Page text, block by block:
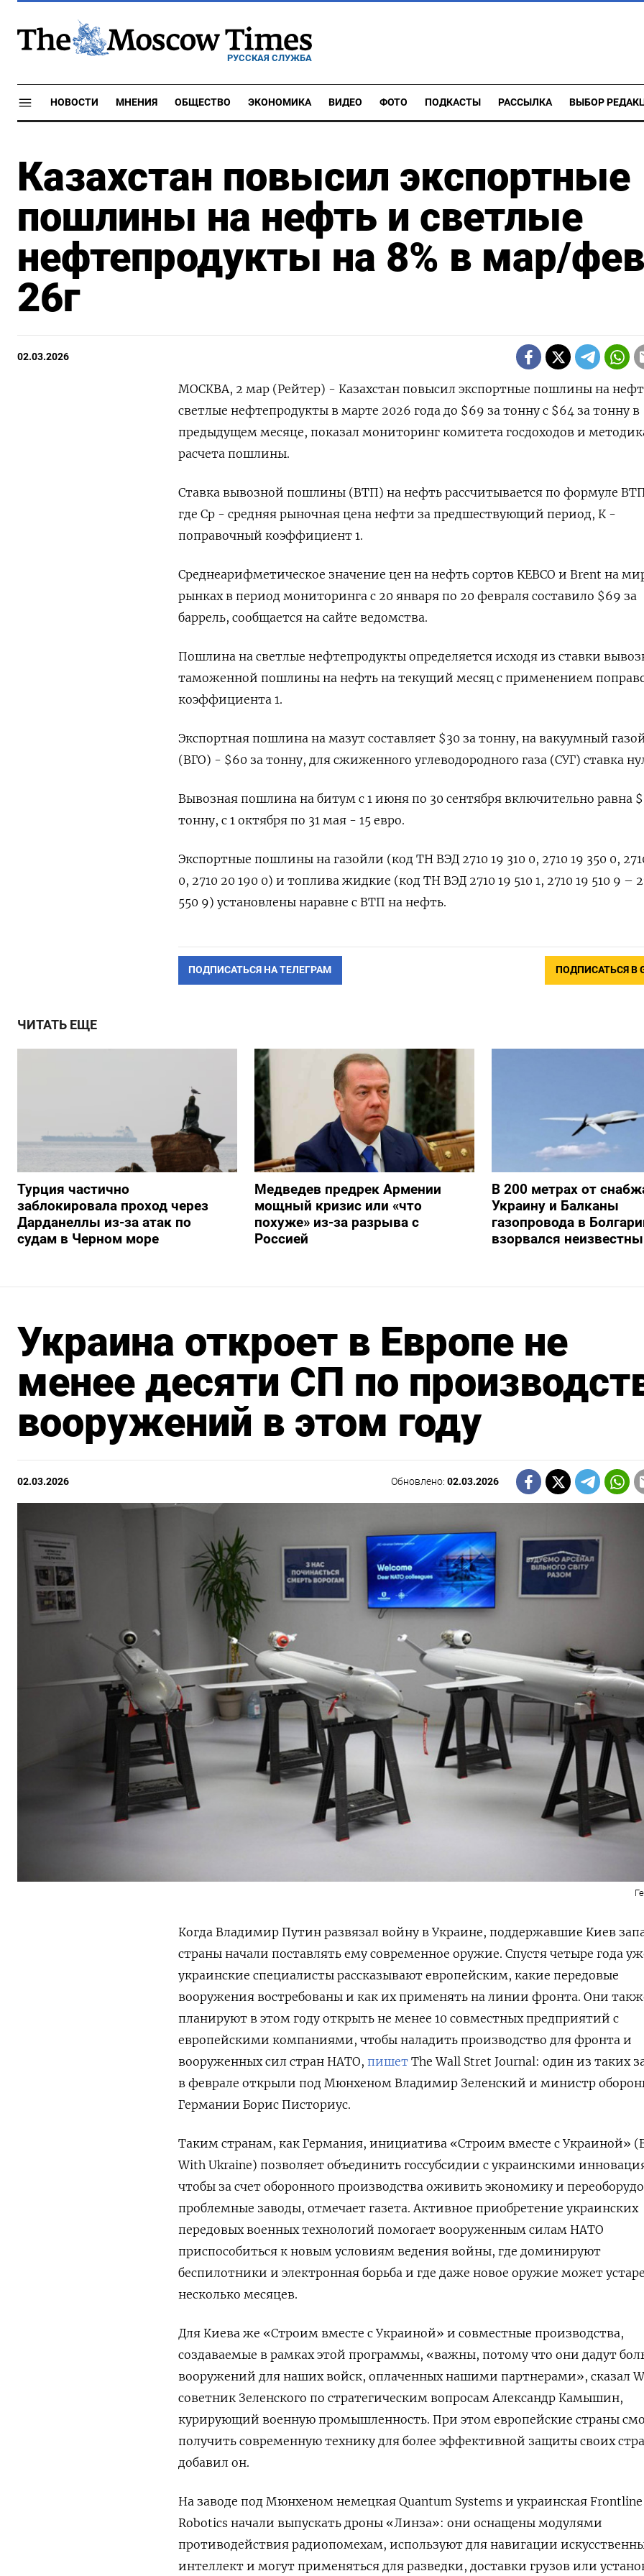
РУССКАЯ СЛУЖБА
НОВОСТИ МНЕНИЯ ОБЩЕСТВО ЭКОНОМИКА ВИДЕО ФОТО ПОДКАСТЫ РАССЫЛКА ВЫБОР
Казахстан повысил экспортные
пошлины на нефть и светлые
нефтепродукты на 8% в мар/фев
26г
02.03.2026
МОСКВА, 2 мар (Рейтер) - Казахстан повысил экспортные пошлины на
светлые нефтепродукты в марте 2026 года до $69 за ‌тонну с $64 за тонну в
предыдущем месяце, показал мониторинг комитета госдоходов и
расчета пошлины.
Ставка вывозной пошлины (ВТП) ​на нефть рассчитывается ​по формуле
где Ср - ⁠средняя рыночная цена нефти ‌за предшествующий период, К -
поправочный ‌коэффициент 1.
Среднеарифметическое значение цен на нефть сортов KEBCO и Brent ​на
рынках в период мониторинга ‌с 20 января по 20 февраля составило $69 за ​
баррель, сообщается на сайте ведомства.
Пошлина на светлые ‌нефтепродукты определяется исходя из ставки
таможенной пошлины на нефть на текущий месяц с применением
коэффициента ​1.
Экспортная пошлина ‌на мазут составляет $30 за тонну, на вакуумный
(ВГО) - $60 за ​тонну, для сжиженного углеводородного газа (СУГ) ставка
Вывозная пошлина на битум с 1 июня по 30 сентября включительно равна
тонну, с 1 октября по 31 мая - 15 евро.
Экспортные пошлины на газойли (код ТН ВЭД ​2710 19 310 ⁠0, 2710 19 350 0,
0, 2710 20 ‌190 0) и топлива жидкие (код ТН ‌ВЭД 2710 19 510 1, 2710 19 510 ​9 –
550 9) установлены наравне ‌с ВТП на нефть.
ПОДПИСАТЬСЯ НА ТЕЛЕГРАМ ПОДПИСАТЬСЯ В
ЧИТАТЬ ЕЩЕ
Турция частично
заблокировала проход через
Дарданеллы из-за атак по
судам в Черном море
Медведев предрек Армении
мощный кризис или «что
похуже» из-за разрыва с
Россией
В 200 метрах от
Украину и Балканы
газопровода в
взорвался
Украина откроет в Европе не
менее десяти СП по
вооружений в этом году
02.03.2026 Обновлено:02.03.2026
Когда Владимир Путин развязал войну в Украине, поддержавшие Киев
страны начали поставлять ему современное оружие. Спустя четыре года
украинские специалисты рассказывают европейским, какие передовые
вооружения востребованы и как их применять на линии фронта. Они
планируют в этом году открыть не менее 10 совместных предприятий с
европейскими компаниями, чтобы наладить производство для фронта и
вооруженных сил стран НАТО, пишет The Wall Stret Journal: один из таких
в феврале открыли под Мюнхеном Владимир Зеленский и министр
Германии Борис Писториус.
Таким странам, как Германия, инициатива «Строим вместе с Украиной»
With Ukraine) позволяет объединить госсубсидии с украинскими
чтобы за счет оборонного производства оживить экономику и
проблемные заводы, отмечает газета. Активное приобретение украинских
передовых военных технологий помогает вооруженным силам НАТО
приспособиться к новым условиям ведения войны, где доминируют
беспилотники и электронная борьба и где даже новое оружие может
несколько месяцев.
Для Киева же «Строим вместе с Украиной» и совместные производства,
создаваемые в рамках этой программы, «важны, потому что они дадут
вооружений для наших войск, оплаченных нашими партнерами», сказал
советник Зеленского по стратегическим вопросам Александр Камышин,
курирующий военную промышленность. При этом европейские страны
получить современную технику для более эффективной защиты своих
добавил он.
На заводе под Мюнхеном немецкая Quantum Systems и украинская Frontline
Robotics начали выпускать дроны «Линза»: они оснащены модулями
противодействия радиопомехам, используют для навигации
интеллект и могут применяться для разведки, доставки грузов или